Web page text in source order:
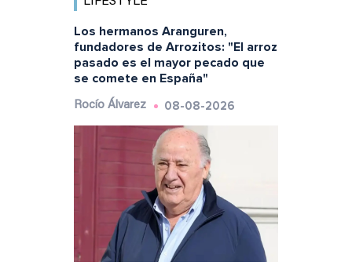
Los hermanos Aranguren,
fundadores de Arrozitos: "El arroz
pasado es el mayor pecado que
se comete en España"
Rocío Álvarez 08-08-2026